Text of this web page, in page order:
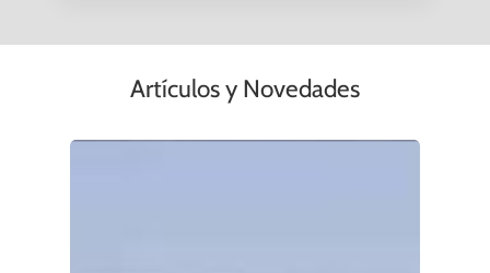
Artículos y Novedades